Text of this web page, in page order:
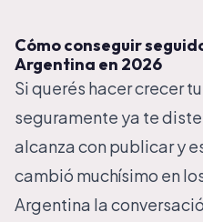
Cómo conseguir
Argentina en 2026
Si querés hacer crecer
seguramente ya te
alcanza con publicar y
cambió muchísimo en
Argentina la